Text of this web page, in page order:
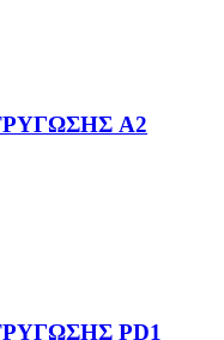
A2
PD1